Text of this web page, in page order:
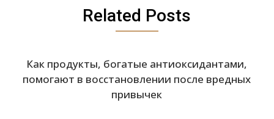
Related Posts
Как продукты, богатые антиоксидантами,
помогают в восстановлении после вредных
привычек